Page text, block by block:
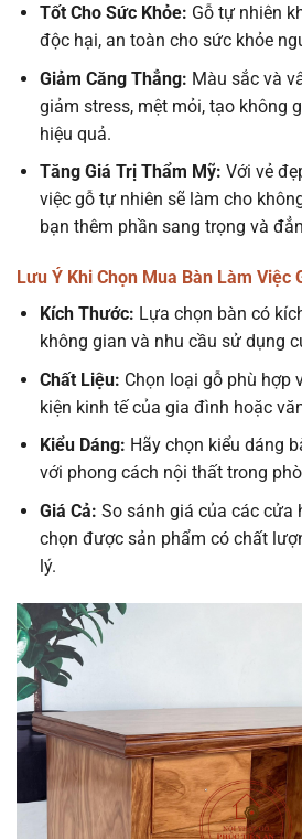
Tốt Cho Sức Khỏe: Gỗ tự nhiên
độc hại, an toàn cho sức khỏe
Giảm Căng Thẳng: Màu sắc và
giảm stress, mệt mỏi, tạo không
hiệu quả.
Tăng Giá Trị Thẩm Mỹ: Với vẻ
việc gỗ tự nhiên sẽ làm cho
bạn thêm phần sang trọng và
Lưu Ý Khi Chọn Mua Bàn Làm Việc
Kích Thước: Lựa chọn bàn có
không gian và nhu cầu sử dụng
Chất Liệu: Chọn loại gỗ phù hợp
kiện kinh tế của gia đình hoặc
Kiểu Dáng: Hãy chọn kiểu dáng
với phong cách nội thất trong
Giá Cả: So sánh giá của các cửa
chọn được sản phẩm có chất
lý.